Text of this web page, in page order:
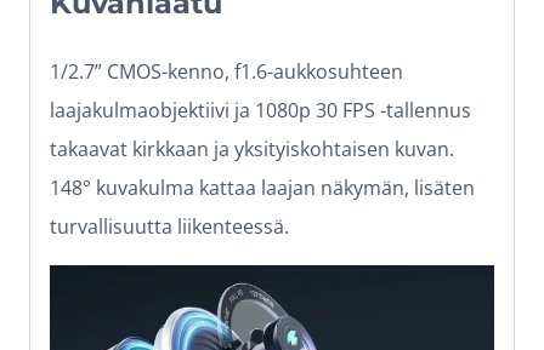
1/2.7” CMOS-kenno, f1.6-aukkosuhteen
laajakulmaobjektiivi ja 1080p 30 FPS -tallennus
takaavat kirkkaan ja yksityiskohtaisen kuvan.
148° kuvakulma kattaa laajan näkymän, lisäten
turvallisuutta liikenteessä.